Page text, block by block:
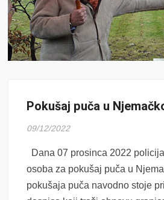
Pokušaj puča u
09/12/2022
Dana 07 prosinca 2022
osoba za pokušaj puča u
pokušaja puča navodno stoje